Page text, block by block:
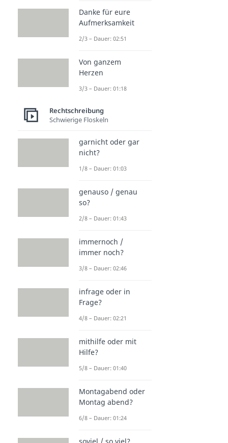
Danke für eure
Aufmerksamkeit
2/3 – Dauer: 02:51
Von ganzem
Herzen
3/3 – Dauer: 01:18
Rechtschreibung
Schwierige Floskeln
garnicht oder gar
nicht?
1/8 – Dauer: 01:03
genauso / genau
so?
2/8 – Dauer: 01:43
immernoch /
immer noch?
3/8 – Dauer: 02:46
infrage oder in
Frage?
4/8 – Dauer: 02:21
mithilfe oder mit
Hilfe?
5/8 – Dauer: 01:40
Montagabend oder
Montag abend?
6/8 – Dauer: 01:24